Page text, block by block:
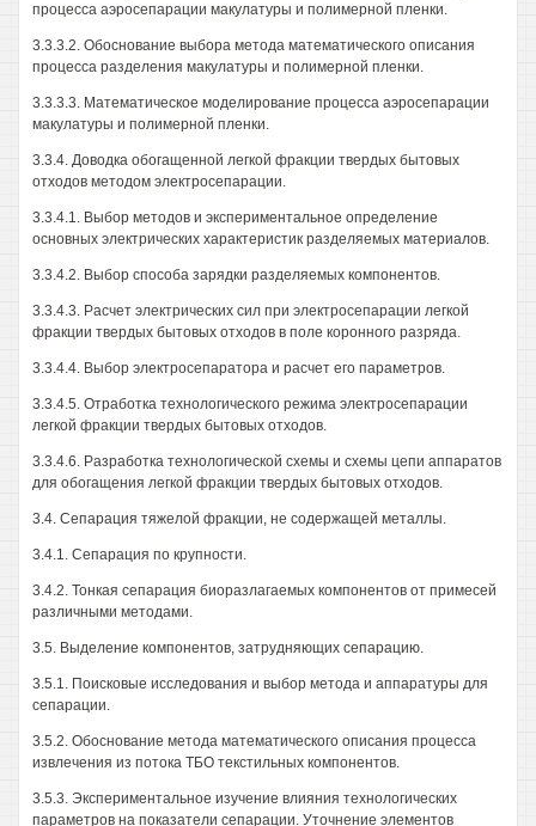
процесса аэросепарации макулатуры и полимерной пленки.
3.3.3.2. Обоснование выбора метода математического описания
процесса разделения макулатуры и полимерной пленки.
3.3.3.3. Математическое моделирование процесса аэросепарации
макулатуры и полимерной пленки.
3.3.4. Доводка обогащенной легкой фракции твердых бытовых
отходов методом электросепарации.
3.3.4.1. Выбор методов и экспериментальное определение
основных электрических характеристик разделяемых материалов.
3.3.4.2. Выбор способа зарядки разделяемых компонентов.
3.3.4.3. Расчет электрических сил при электросепарации легкой
фракции твердых бытовых отходов в поле коронного разряда.
3.3.4.4. Выбор электросепаратора и расчет его параметров.
3.3.4.5. Отработка технологического режима электросепарации
легкой фракции твердых бытовых отходов.
3.3.4.6. Разработка технологической схемы и схемы цепи аппаратов
для обогащения легкой фракции твердых бытовых отходов.
3.4. Сепарация тяжелой фракции, не содержащей металлы.
3.4.1. Сепарация по крупности.
3.4.2. Тонкая сепарация биоразлагаемых компонентов от примесей
различными методами.
3.5. Выделение компонентов, затрудняющих сепарацию.
3.5.1. Поисковые исследования и выбор метода и аппаратуры для
сепарации.
3.5.2. Обоснование метода математического описания процесса
извлечения из потока ТБО текстильных компонентов.
3.5.3. Экспериментальное изучение влияния технологических
параметров на показатели сепарации. Уточнение элементов